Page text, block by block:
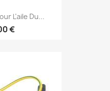
L'aile Du...
€